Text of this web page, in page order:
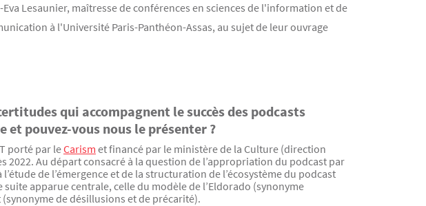
Eva Lesaunier, maîtresse de conférences en sciences de l'information et de
à l'Université Paris-Panthéon-Assas, au sujet de leur ouvrage
qui accompagnent le succès des podcasts
pouvez-vous nous le présenter ?
porté par leCarism et financé par le ministère de la Culture (direction
2022. Au départ consacré à la question de l’appropriation du podcast par
de l’émergence et de la structuration de l’écosystème du podcast
apparue centrale, celle du modèle de l’Eldorado (synonyme
(synonyme de désillusions et de précarité).